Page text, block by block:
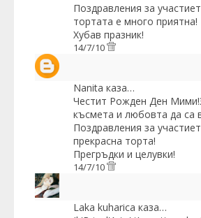
Поздравления за
тортата е много приятна!
Хубав празник!
14/7/10
Nanita каза…
Честит Рожден Ден
късмета и любовта да са
Поздравления за
прекрасна торта!
Прегръдки и целувки!
14/7/10
Laka kuharica каза…